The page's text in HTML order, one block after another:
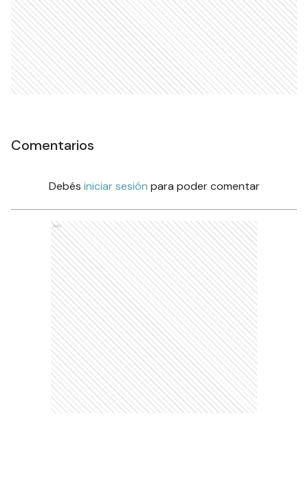
Comentarios
Debés iniciar sesión para poder comentar
Ads